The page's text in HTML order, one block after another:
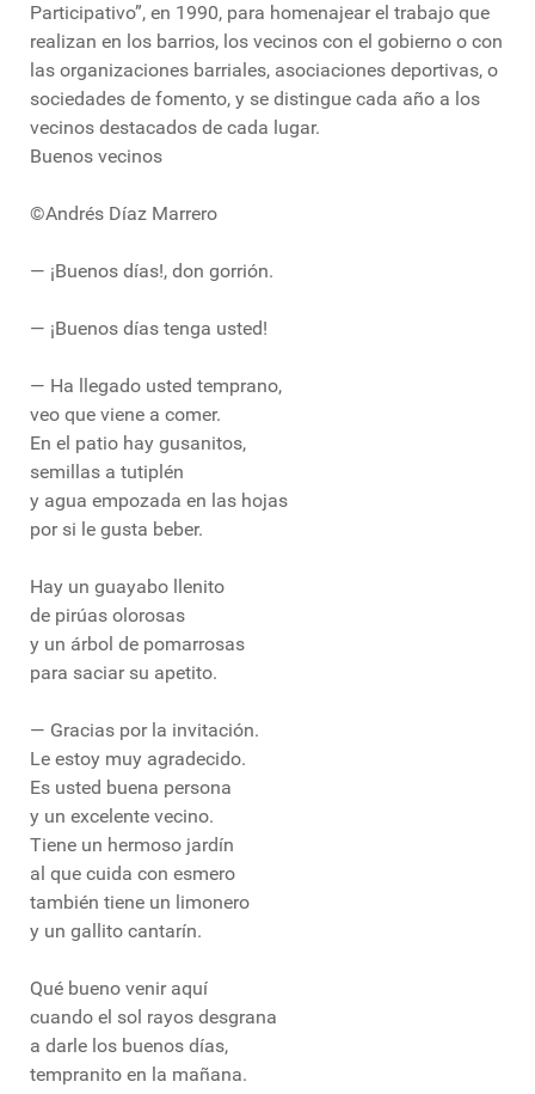
Participativo”, en 1990, para homenajear el trabajo que
realizan en los barrios, los vecinos con el gobierno o con
las organizaciones barriales, asociaciones deportivas, o
sociedades de fomento, y se distingue cada año a los
vecinos destacados de cada lugar.
Buenos vecinos
©Andrés Díaz Marrero
— ¡Buenos días!, don gorrión.
— ¡Buenos días tenga usted!
— Ha llegado usted temprano,
veo que viene a comer.
En el patio hay gusanitos,
semillas a tutiplén
y agua empozada en las hojas
por si le gusta beber.
Hay un guayabo llenito
de pirúas olorosas
y un árbol de pomarrosas
para saciar su apetito.
— Gracias por la invitación.
Le estoy muy agradecido.
Es usted buena persona
y un excelente vecino.
Tiene un hermoso jardín
al que cuida con esmero
también tiene un limonero
y un gallito cantarín.
Qué bueno venir aquí
cuando el sol rayos desgrana
a darle los buenos días,
tempranito en la mañana.